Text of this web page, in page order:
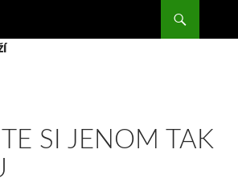
SI JENOM TAK